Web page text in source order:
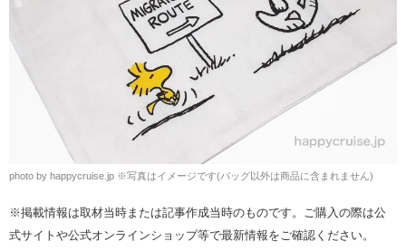
photo by happycruise.jp ※写真はイメージです(バッグ以外は商品に含まれません)
※掲載情報は取材当時または記事作成当時のものです。ご購入の際は公
式サイトや公式オンラインショップ等で最新情報をご確認ください。